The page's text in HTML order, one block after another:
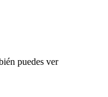
puedes ver